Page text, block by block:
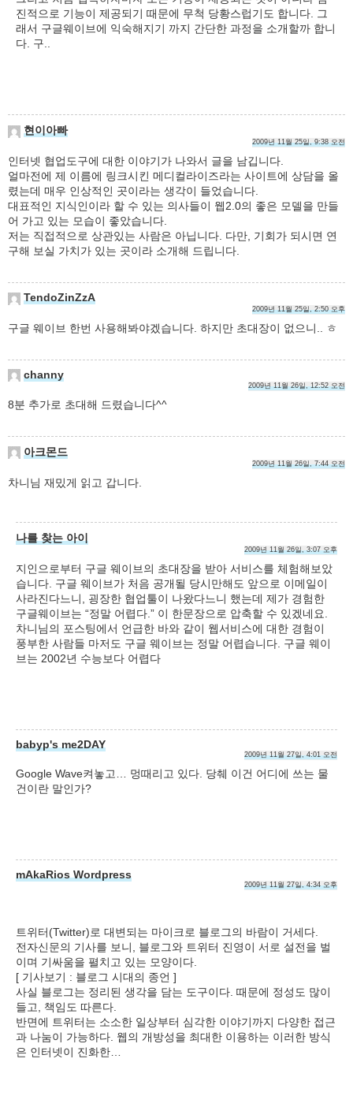
진적으로 기능이 제공되기 때문에 무척 당황스럽기도 합니다. 그
래서 구글웨이브에 익숙해지기 까지 간단한 과정을 소개할까 합니
다. 구..
현이아빠
2009년 11월 25일, 9:38 오전
인터넷 협업도구에 대한 이야기가 나와서 글을 남깁니다.
얼마전에 제 이름에 링크시킨 메디컬라이즈라는 사이트에 상담을 올
렸는데 매우 인상적인 곳이라는 생각이 들었습니다.
대표적인 지식인이라 할 수 있는 의사들이 웹2.0의 좋은 모델을 만들
어 가고 있는 모습이 좋았습니다.
저는 직접적으로 상관있는 사람은 아닙니다. 다만, 기회가 되시면 연
구해 보실 가치가 있는 곳이라 소개해 드립니다.
TendoZinZzA
2009년 11월 25일, 2:50 오후
구글 웨이브 한번 사용해봐야겠습니다. 하지만 초대장이 없으니.. ㅎ
channy
2009년 11월 26일, 12:52 오전
8분 추가로 초대해 드렸습니다^^
아크몬드
2009년 11월 26일, 7:44 오전
차니님 재밌게 읽고 갑니다.
나를 찾는 아이
2009년 11월 26일, 3:07 오후
지인으로부터 구글 웨이브의 초대장을 받아 서비스를 체험해보았
습니다. 구글 웨이브가 처음 공개될 당시만해도 앞으로 이메일이
사라진다느니, 굉장한 협업툴이 나왔다느니 했는데 제가 경험한
구글웨이브는 “정말 어렵다.” 이 한문장으로 압축할 수 있겠네요.
차니님의 포스팅에서 언급한 바와 같이 웹서비스에 대한 경험이
풍부한 사람들 마저도 구글 웨이브는 정말 어렵습니다. 구글 웨이
브는 2002년 수능보다 어렵다
babyp's me2DAY
2009년 11월 27일, 4:01 오전
Google Wave켜놓고… 멍때리고 있다. 당췌 이건 어디에 쓰는 물
건이란 말인가?
mAkaRios Wordpress
2009년 11월 27일, 4:34 오후
트위터(Twitter)로 대변되는 마이크로 블로그의 바람이 거세다.
전자신문의 기사를 보니, 블로그와 트위터 진영이 서로 설전을 벌
이며 기싸움을 펼치고 있는 모양이다.
[ 기사보기 : 블로그 시대의 종언 ]
사실 블로그는 정리된 생각을 담는 도구이다. 때문에 정성도 많이
들고, 책임도 따른다.
반면에 트위터는 소소한 일상부터 심각한 이야기까지 다양한 접근
과 나눔이 가능하다. 웹의 개방성을 최대한 이용하는 이러한 방식
은 인터넷이 진화한…